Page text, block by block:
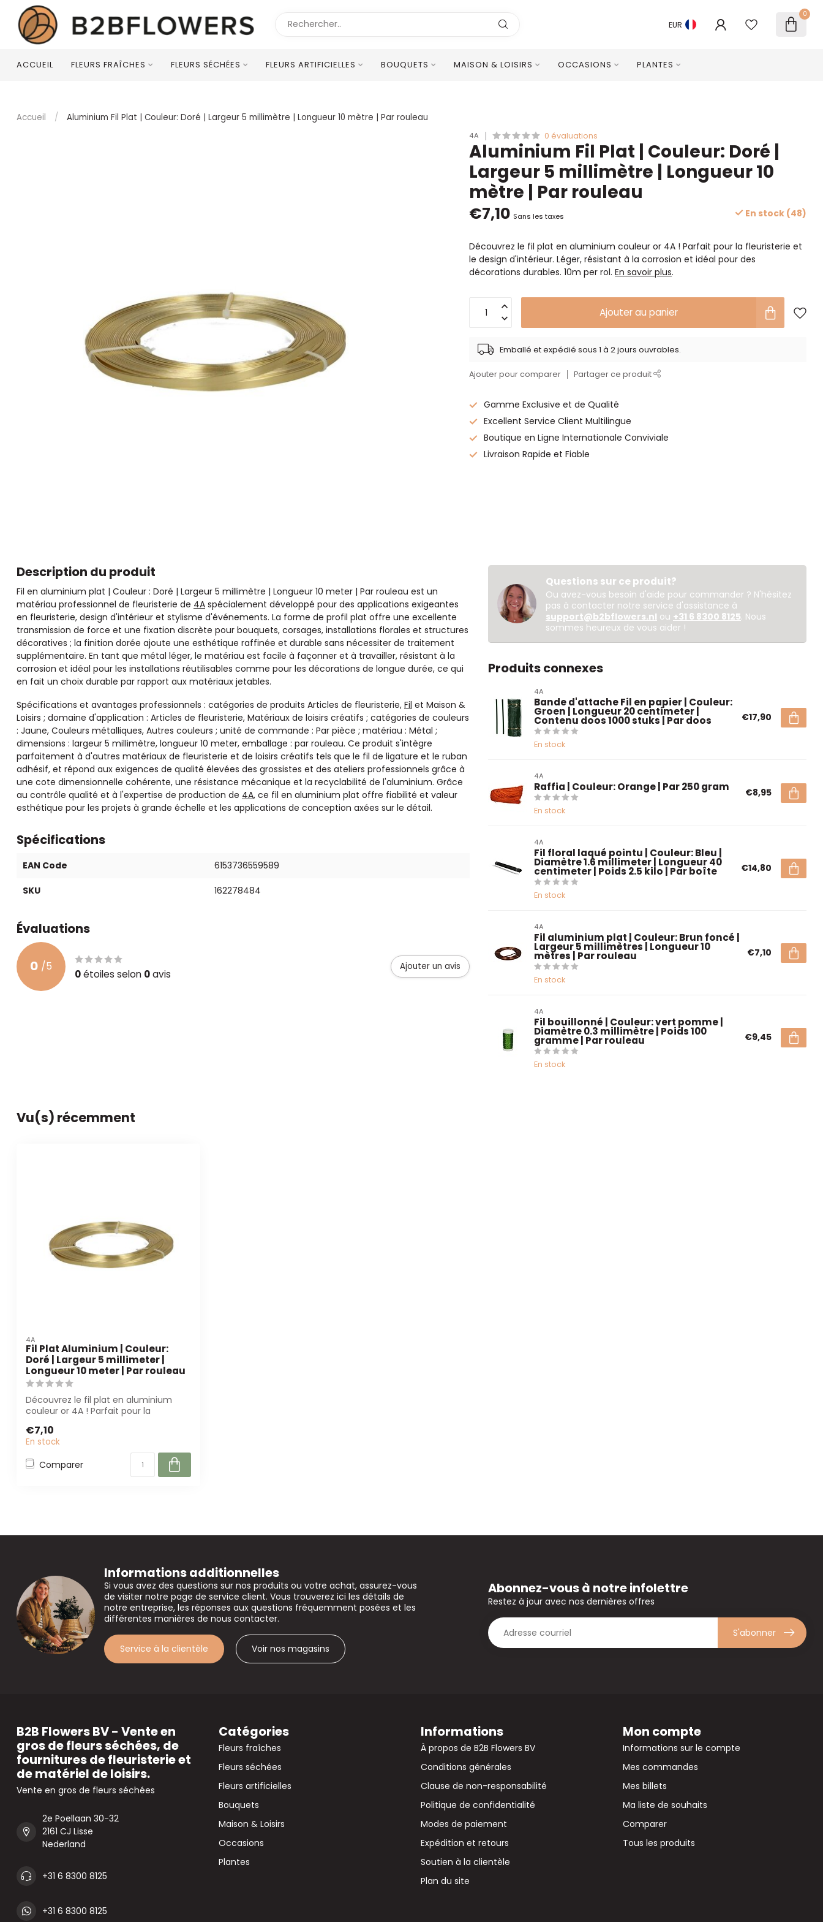
EUR
0
ACCUEIL FLEURS FRAÎCHES FLEURS SÉCHÉES FLEURS ARTIFICIELLES BOUQUETS MAISON & LOISIRS OCCASIONS PLANTES
Accueil / Aluminium Fil Plat | Couleur: Doré | Largeur 5 millimètre | Longueur 10 mètre | Par rouleau
4A 0 évaluations
Aluminium Fil Plat | Couleur: Doré |
Largeur 5 millimètre | Longueur 10
mètre | Par rouleau
€7,10 Sans les taxes En stock (48)
Découvrez le fil plat en aluminium couleur or 4A ! Parfait pour la fleuristerie et
le design d'intérieur. Léger, résistant à la corrosion et idéal pour des
décorations durables. 10m per rol.En savoir plus.
Ajouter au panier
Emballé et expédié sous 1 à 2 jours ouvrables.
Ajouter pour comparer Partager ce produit
Gamme Exclusive et de Qualité
Excellent Service Client Multilingue
Boutique en Ligne Internationale Conviviale
Livraison Rapide et Fiable
Description du produit
Fil en aluminium plat | Couleur : Doré | Largeur 5 millimètre | Longueur 10 meter | Par rouleau est un
matériau professionnel de fleuristerie de 4A spécialement développé pour des applications exigeantes
en fleuristerie, design d'intérieur et stylisme d'événements. La forme de profil plat offre une excellente
transmission de force et une fixation discrète pour bouquets, corsages, installations florales et structures
décoratives ; la finition dorée ajoute une esthétique raffinée et durable sans nécessiter de traitement
supplémentaire. En tant que métal léger, le matériau est facile à façonner et à travailler, résistant à la
corrosion et idéal pour les installations réutilisables comme pour les décorations de longue durée, ce qui
en fait un choix durable par rapport aux matériaux jetables.
Spécifications et avantages professionnels : catégories de produits Articles de fleuristerie, Fil et Maison &
Loisirs ; domaine d'application : Articles de fleuristerie, Matériaux de loisirs créatifs ; catégories de couleurs
: Jaune, Couleurs métalliques, Autres couleurs ; unité de commande : Par pièce ; matériau : Métal ;
dimensions : largeur 5 millimètre, longueur 10 meter, emballage : par rouleau. Ce produit s'intègre
parfaitement à d'autres matériaux de fleuristerie et de loisirs créatifs tels que le fil de ligature et le ruban
adhésif, et répond aux exigences de qualité élevées des grossistes et des ateliers professionnels grâce à
une cote dimensionnelle cohérente, une résistance mécanique et la recyclabilité de l'aluminium. Grâce
au contrôle qualité et à l'expertise de production de 4A, ce fil en aluminium plat offre fiabilité et valeur
esthétique pour les projets à grande échelle et les applications de conception axées sur le détail.
Spécifications
EAN Code 6153736559589
SKU 162278484
Évaluations
0 /5
0étoiles selon 0avis
Ajouter un avis
Questions sur ce produit?
Ou avez-vous besoin d'aide pour commander ? N'hésitez
pas à contacter notre service d'assistance à
support@b2bflowers.nl ou +31 6 8300 8125. Nous
sommes heureux de vous aider !
Produits connexes
4A
Bande d'attache Fil en papier | Couleur:
Groen | Longueur 20 centimeter |
Contenu doos 1000 stuks | Par doos
En stock
€17,90
4A
Raffia | Couleur: Orange | Par 250 gram
En stock
€8,95
4A
Fil floral laqué pointu | Couleur: Bleu |
Diamètre 1.6 millimeter | Longueur 40
centimeter | Poids 2.5 kilo | Par boîte
En stock
€14,80
4A
Fil aluminium plat | Couleur: Brun foncé |
Largeur 5 millimètres | Longueur 10
mètres | Par rouleau
En stock
€7,10
4A
Fil bouillonné | Couleur: vert pomme |
Diamètre 0.3 millimètre | Poids 100
gramme | Par rouleau
En stock
€9,45
Vu(s) récemment
4A
Fil Plat Aluminium | Couleur:
Doré | Largeur 5 millimeter |
Longueur 10 meter | Par rouleau
Découvrez le fil plat en aluminium
couleur or 4A ! Parfait pour la
€7,10
En stock
Comparer
Informations additionnelles
Si vous avez des questions sur nos produits ou votre achat, assurez-vous
de visiter notre page de service client. Vous trouverez ici les détails de
notre entreprise, les réponses aux questions fréquemment posées et les
différentes manières de nous contacter.
Service à la clientèle Voir nos magasins
Abonnez-vous à notre infolettre
Restez à jour avec nos dernières offres
S'abonner
B2B Flowers BV - Vente en
gros de fleurs séchées, de
fournitures de fleuristerie et
de matériel de loisirs.
Vente en gros de fleurs séchées
2e Poellaan 30-32
2161 CJ Lisse
Nederland
+31 6 8300 8125
+31 6 8300 8125
Catégories
Fleurs fraîches
Fleurs séchées
Fleurs artificielles
Bouquets
Maison & Loisirs
Occasions
Plantes
Informations
À propos de B2B Flowers BV
Conditions générales
Clause de non-responsabilité
Politique de confidentialité
Modes de paiement
Expédition et retours
Soutien à la clientèle
Plan du site
Mon compte
Informations sur le compte
Mes commandes
Mes billets
Ma liste de souhaits
Comparer
Tous les produits